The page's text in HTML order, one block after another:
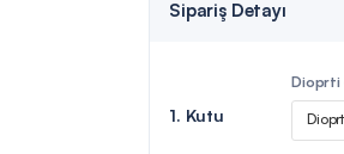
Sipariş Detayı
1. Kutu
Dioprti